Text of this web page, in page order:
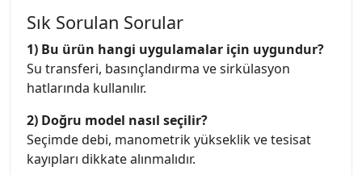
Sık Sorulan Sorular
1) Bu ürün hangi uygulamalar için uygundur?
Su transferi, basınçlandırma ve sirkülasyon
hatlarında kullanılır.
2) Doğru model nasıl seçilir?
Seçimde debi, manometrik yükseklik ve tesisat
kayıpları dikkate alınmalıdır.